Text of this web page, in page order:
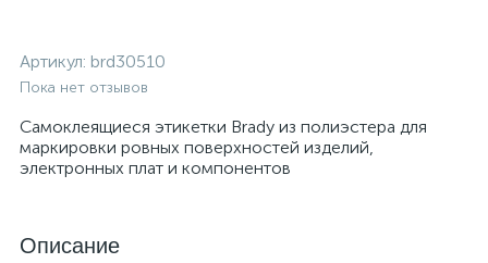
Артикул: brd30510
Пока нет отзывов
Самоклеящиеся этикетки Brady из полиэстера для
маркировки ровных поверхностей изделий,
электронных плат и компонентов
Описание